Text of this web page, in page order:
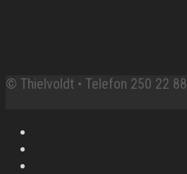
© Thielvoldt • Telefon 250 22 88